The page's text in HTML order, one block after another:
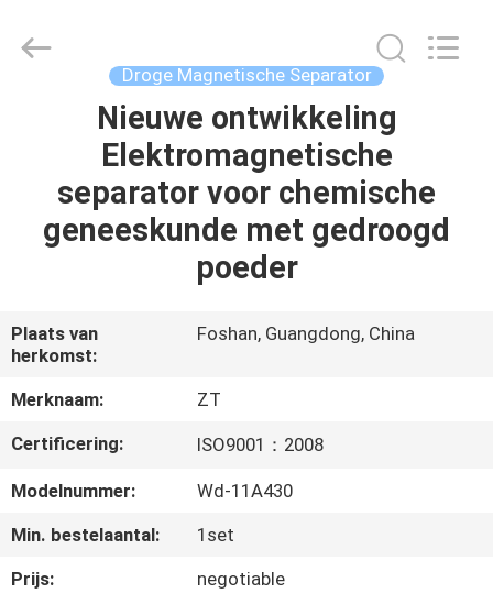
PRODUCTEN
ONGEVEER
FABRIEKSREIS
KWALITEITSCONTROLE
CONTACTEER
ONS
Ltd..
Droge Magnetische Separator
Nieuwe ontwikkeling
Elektromagnetische
separator voor chemische
geneeskunde met gedroogd
poeder
Plaats van
herkomst:
Foshan, Guangdong, China
Merknaam:
ZT
Certificering:
ISO9001：2008
Modelnummer:
Wd-11A430
Min. bestelaantal:
1set
Prijs:
negotiable